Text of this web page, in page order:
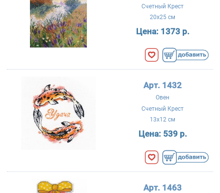
Счетный Крест
20x25 см
Цена: 1373 р.
Арт. 1432
Овен
Счетный Крест
13x12 см
Цена: 539 р.
Арт. 1463